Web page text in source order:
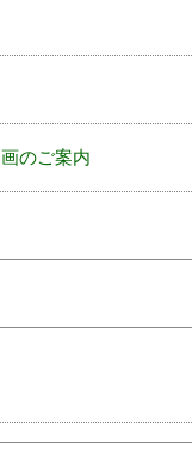
のご案内